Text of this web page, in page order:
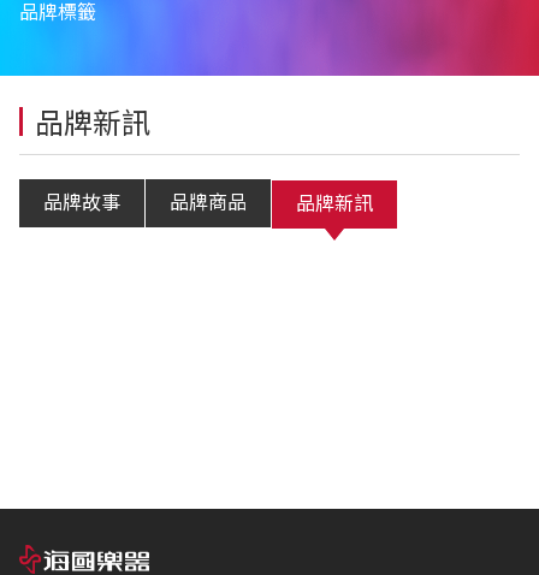
品牌標籤
品牌新訊
品牌故事 品牌商品 品牌新訊